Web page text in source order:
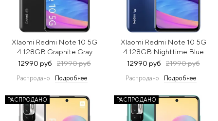
XIaomi Redmi Note 10 5G
4.128GB Graphite Gray
(Серый)
12990 руб 21990 руб
Распродано Подробнее
XIaomi Redmi Note 10 5G
4.128GB Nighttime Blue
(Синий)
12990 руб 21990 руб
Распродано Подробнее
РАСПРОДАНО РАСПРОДАНО